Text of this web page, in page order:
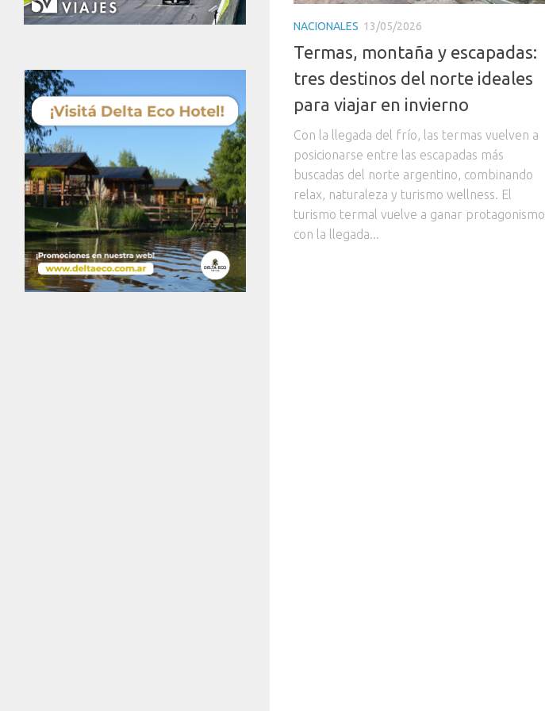
NACIONALES 13/05/2026
Termas, montaña y escapadas:
tres destinos del norte ideales
para viajar en invierno
Con la llegada del frío, las termas vuelven a
posicionarse entre las escapadas más
buscadas del norte argentino, combinando
relax, naturaleza y turismo wellness. El
turismo termal vuelve a ganar protagonismo
con la llegada...